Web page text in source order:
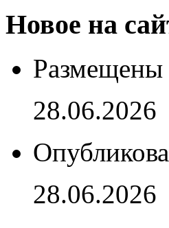
Новое на
Размещены
28.06.2026
28.06.2026